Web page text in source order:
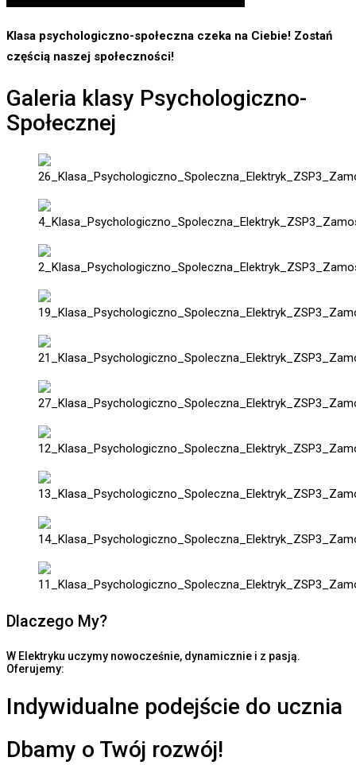
Klasa psychologiczno-społeczna czeka na Ciebie! Zostań
częścią naszej społeczności!
Galeria klasy Psychologiczno-
Społecznej
Dlaczego My?
W Elektryku uczymy nowocześnie, dynamicznie i z pasją.
Oferujemy:
Indywidualne podejście do ucznia
Dbamy o Twój rozwój!